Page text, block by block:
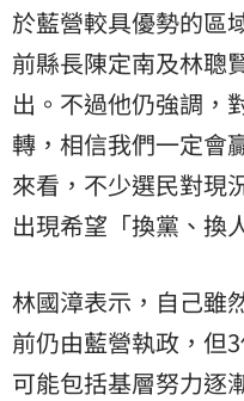
於藍營較具優勢的區
前縣長陳定南及林聰
出。不過他仍強調，
轉，相信我們一定會
來看，不少選民對現
出現希望「換黨、換
林國漳表示，自己雖
前仍由藍營執政，但
可能包括基層努力逐